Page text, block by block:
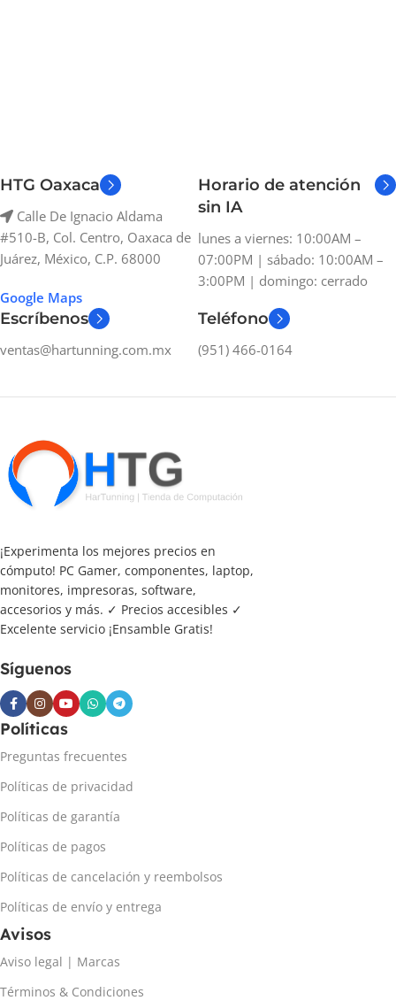
HTG Oaxaca
Calle De Ignacio Aldama
#510-B, Col. Centro, Oaxaca de
Juárez, México, C.P. 68000
Google Maps
Horario de atención
sin IA
lunes a viernes: 10:00AM –
07:00PM | sábado: 10:00AM –
3:00PM | domingo: cerrado
Escríbenos
ventas@hartunning.com.mx
Teléfono
(951) 466-0164
¡Experimenta los mejores precios en
cómputo! PC Gamer, componentes, laptop,
monitores, impresoras, software,
accesorios y más. ✓ Precios accesibles ✓
Excelente servicio ¡Ensamble Gratis!
Síguenos
Políticas
Preguntas frecuentes
Políticas de privacidad
Políticas de garantía
Políticas de pagos
Políticas de cancelación y reembolsos
Políticas de envío y entrega
Avisos
Aviso legal | Marcas
Términos & Condiciones